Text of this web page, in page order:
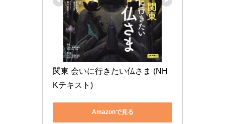
関東 会いに行きたい仏さま (NH
Kテキスト)
Amazonで見る